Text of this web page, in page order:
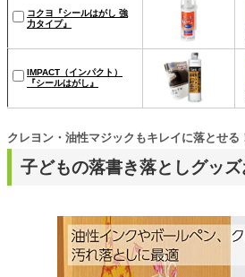
コクヨ『シールはがし 強
力タイプ』
IMPACT（インパクト）
『シールはがし』
子どもの落書き落としグッ
クレヨン・油性マジックもキレイに落とせる